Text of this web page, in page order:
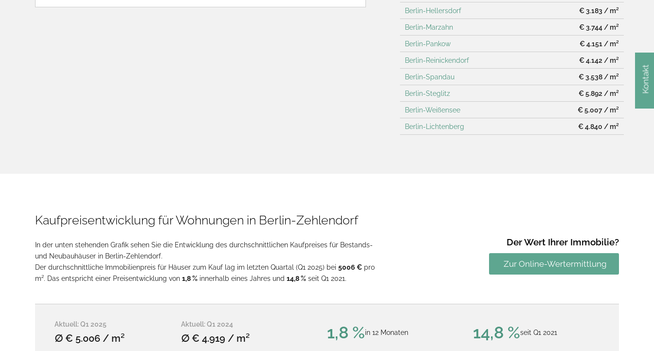
Kontakt
Berlin-Hellersdorf € 3.183 / m²
Berlin-Marzahn € 3.744 / m²
Berlin-Pankow € 4.151 / m²
Berlin-Reinickendorf € 4.142 / m²
Berlin-Spandau € 3.538 / m²
Berlin-Steglitz € 5.892 / m²
Berlin-Weißensee € 5.007 / m²
Berlin-Lichtenberg € 4.840 / m²
Kaufpreisentwicklung für Wohnungen in Berlin-Zehlendorf
In der unten stehenden Grafik sehen Sie die Entwicklung des durchschnittlichen Kaufpreises für Bestands-
und Neubauhäuser in Berlin-Zehlendorf.
Der durchschnittliche Immobilienpreis für Häuser zum Kauf lag im letzten Quartal (Q1 2025) bei 5006 € pro
m². Das entspricht einer Preisentwicklung von 1,8 % innerhalb eines Jahres und 14,8 % seit Q1 2021.
Der Wert Ihrer Immobilie?
Zur Online-Wertermittlung
Aktuell: Q1 2025
∅ € 5.006 / m²
Aktuell: Q1 2024
∅ € 4.919 / m² 1,8 %in 12 Monaten 14,8 %seit Q1 2021